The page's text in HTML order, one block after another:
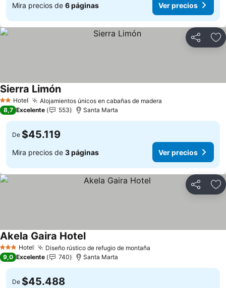
Mira precios de 6 páginas Ver precios
Compartir
2 Estrellas
Hotel Alojamientos únicos en cabañas de madera
Sierra Limón
8,7 Excelente 553 Santa Marta
De $45.119
Mira precios de 3 páginas Ver precios
Compartir
3 Estrellas
Hotel Diseño rústico de refugio de montaña
Akela Gaira Hotel
9,0 Excelente 740 Santa Marta
De $45.488